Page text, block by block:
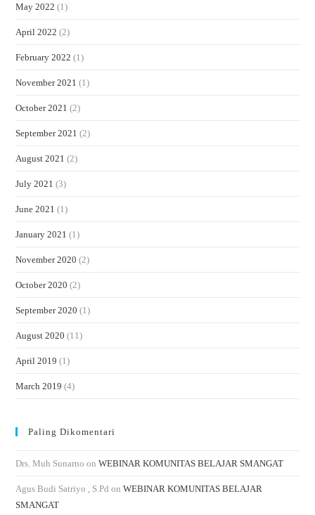
May 2022 (1)
April 2022 (2)
February 2022 (1)
November 2021 (1)
October 2021 (2)
September 2021 (2)
August 2021 (2)
July 2021 (3)
June 2021 (1)
January 2021 (1)
November 2020 (2)
October 2020 (2)
September 2020 (1)
August 2020 (11)
April 2019 (1)
March 2019 (4)
Paling Dikomentari
Drs. Muh Sunarno onWEBINAR KOMUNITAS BELAJAR SMANGAT
Agus Budi Satriyo , S.Pd onWEBINAR KOMUNITAS BELAJAR
SMANGAT